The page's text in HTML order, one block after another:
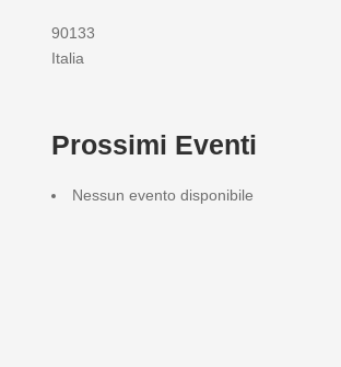
90133
Italia
Prossimi Eventi
Nessun evento disponibile